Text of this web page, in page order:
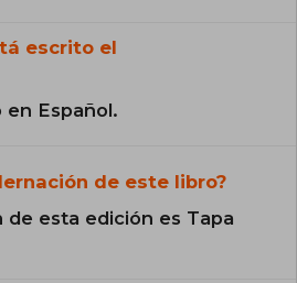
escrito el
en Español.
de este libro?
de esta edición es Tapa